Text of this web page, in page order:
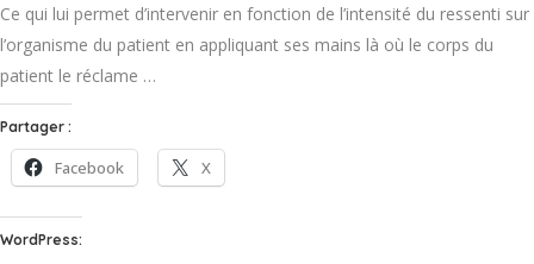
Ce qui lui permet d’intervenir en fonction de l’intensité du ressenti sur
l’organisme du patient en appliquant ses mains là où le corps du
patient le réclame …
Partager :
Facebook X
WordPress: